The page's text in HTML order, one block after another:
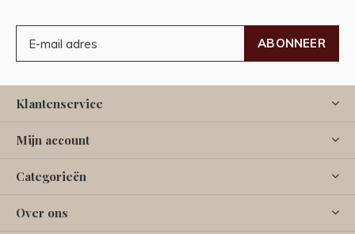
ABONNEER
Klantenservice
Mijn account
Categorieën
Over ons